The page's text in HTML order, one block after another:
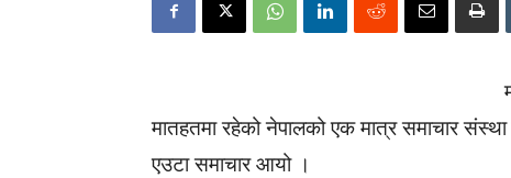
मातहतमा रहेको नेपालको एक मात्र समाचार संस्था
एउटा समाचार आयो ।